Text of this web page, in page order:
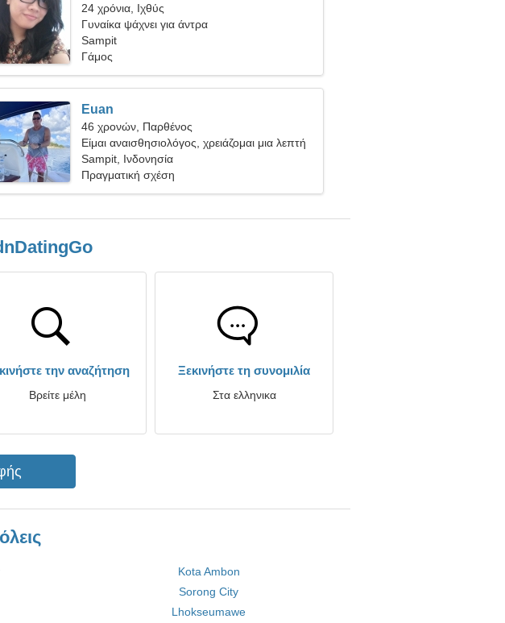
24 χρόνια, Ιχθύς
Γυναίκα ψάχνει για άντρα
Sampit
Γάμος
Euan
46 χρονών, Παρθένος
Είμαι αναισθησιολόγος, χρειάζομαι μια λεπτή
γυναίκα
Sampit, Ινδονησία
Πραγματική σχέση
την αναζήτηση
Βρείτε μέλη
Ξεκινήστε τη συνομιλία
Στα ελληνικα
Kota Ambon
Sorong City
Lhokseumawe